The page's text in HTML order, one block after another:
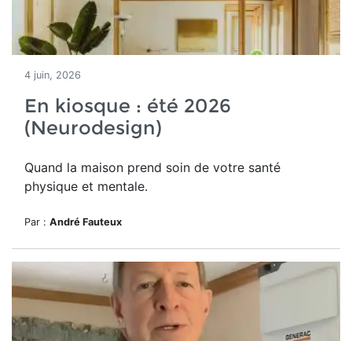
4 juin, 2026
En kiosque : été 2026
(Neurodesign)
Quand la maison prend soin de votre santé
physique et mentale.
Par : André Fauteux